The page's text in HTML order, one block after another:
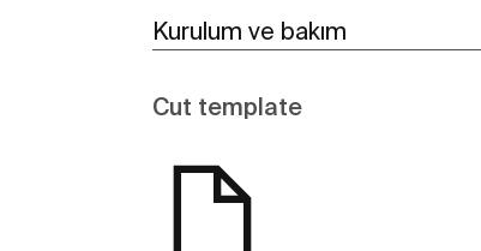
Kurulum ve bakım
Cut template